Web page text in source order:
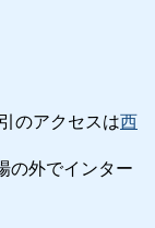
のアクセスは西
の外でインター